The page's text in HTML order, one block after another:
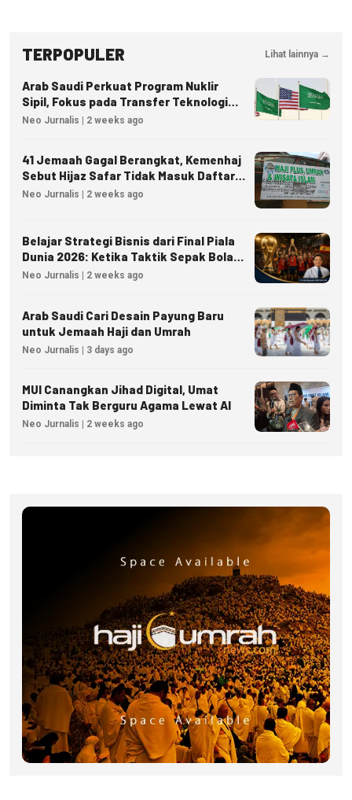
TERPOPULER Lihat lainnya →
Arab Saudi Perkuat Program Nuklir
Sipil, Fokus pada Transfer Teknologi
dan Kedaulatan Energi
Neo Jurnalis | 2 weeks ago
41 Jemaah Gagal Berangkat, Kemenhaj
Sebut Hijaz Safar Tidak Masuk Daftar
Resmi PPIU
Neo Jurnalis | 2 weeks ago
Belajar Strategi Bisnis dari Final Piala
Dunia 2026: Ketika Taktik Sepak Bola
Menjadi Inspirasi Kesuksesan Bisnis
Neo Jurnalis | 2 weeks ago
Arab Saudi Cari Desain Payung Baru
untuk Jemaah Haji dan Umrah
Neo Jurnalis | 3 days ago
MUI Canangkan Jihad Digital, Umat
Diminta Tak Berguru Agama Lewat AI
Neo Jurnalis | 2 weeks ago